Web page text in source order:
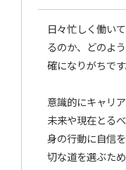
日々忙しく働い
るのか、どのよ
確になりがちです
意識的にキャリ
未来や現在とる
身の行動に自信
切な道を選ぶた